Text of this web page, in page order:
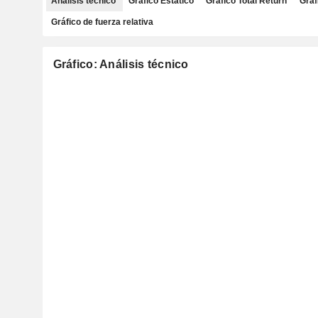
Gráfico de fuerza relativa
Gráfico: Análisis técnico